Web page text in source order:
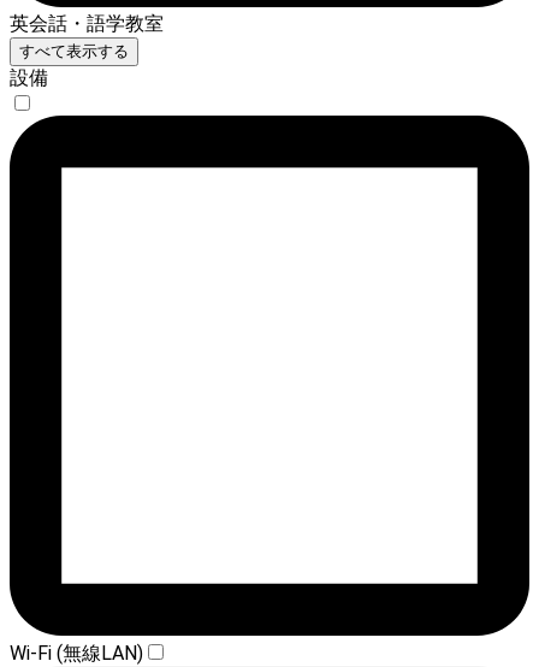
英会話・語学教室
すべて表示する
設備
Wi-Fi (無線LAN)